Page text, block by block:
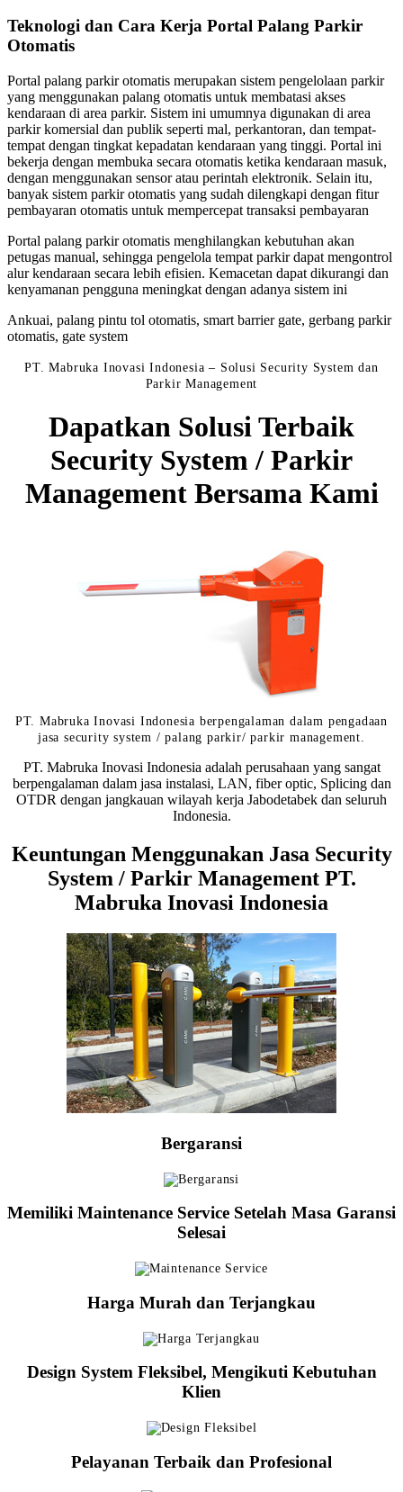
Teknologi dan Cara Kerja Portal Palang Parkir
Otomatis
Portal palang parkir otomatis merupakan sistem pengelolaan parkir
yang menggunakan palang otomatis untuk membatasi akses
kendaraan di area parkir. Sistem ini umumnya digunakan di area
parkir komersial dan publik seperti mal, perkantoran, dan tempat-
tempat dengan tingkat kepadatan kendaraan yang tinggi. Portal ini
bekerja dengan membuka secara otomatis ketika kendaraan masuk,
dengan menggunakan sensor atau perintah elektronik. Selain itu,
banyak sistem parkir otomatis yang sudah dilengkapi dengan fitur
pembayaran otomatis untuk mempercepat transaksi pembayaran
Portal palang parkir otomatis menghilangkan kebutuhan akan
petugas manual, sehingga pengelola tempat parkir dapat mengontrol
alur kendaraan secara lebih efisien. Kemacetan dapat dikurangi dan
kenyamanan pengguna meningkat dengan adanya sistem ini
Ankuai, palang pintu tol otomatis, smart barrier gate, gerbang parkir
otomatis, gate system
PT. Mabruka Inovasi Indonesia – Solusi Security System dan
Parkir Management
Dapatkan Solusi Terbaik
Security System / Parkir
Management Bersama Kami
PT. Mabruka Inovasi Indonesia berpengalaman dalam pengadaan
jasa security system / palang parkir/ parkir management.
PT. Mabruka Inovasi Indonesia adalah perusahaan yang sangat
berpengalaman dalam jasa instalasi, LAN, fiber optic, Splicing dan
OTDR dengan jangkauan wilayah kerja Jabodetabek dan seluruh
Indonesia.
Keuntungan Menggunakan Jasa Security
System / Parkir Management PT.
Mabruka Inovasi Indonesia
Bergaransi
Memiliki Maintenance Service Setelah Masa Garansi
Selesai
Harga Murah dan Terjangkau
Design System Fleksibel, Mengikuti Kebutuhan
Klien
Pelayanan Terbaik dan Profesional